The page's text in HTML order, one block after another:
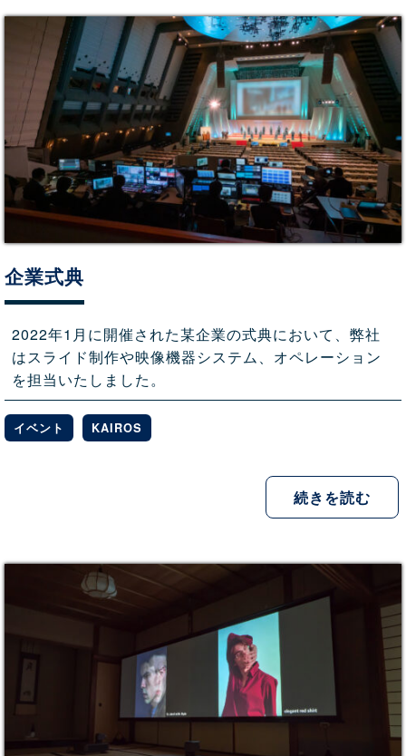
企業式典
2022年1月に開催された某企業の式典において、弊社
はスライド制作や映像機器システム、オペレーション
を担当いたしました。
イベント KAIROS
続きを読む